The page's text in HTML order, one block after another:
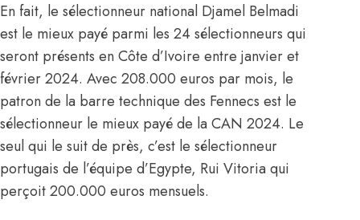
En fait, le sélectionneur national Djamel Belmadi
est le mieux payé parmi les 24 sélectionneurs qui
seront présents en Côte d’Ivoire entre janvier et
février 2024. Avec 208.000 euros par mois, le
patron de la barre technique des Fennecs est le
sélectionneur le mieux payé de la CAN 2024. Le
seul qui le suit de près, c’est le sélectionneur
portugais de l’équipe d’Egypte, Rui Vitoria qui
perçoit 200.000 euros mensuels.